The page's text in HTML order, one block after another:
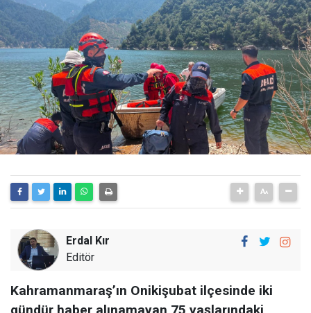
Erdal Kır
Editör
Kahramanmaraş’ın Onikişubat ilçesinde iki
gündür haber alınamayan 75 yaşlarındaki